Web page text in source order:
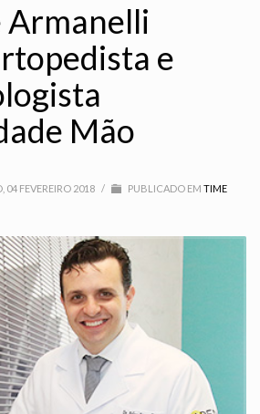
Armanelli
e
Mão
04 FEVEREIRO 2018 / PUBLICADO EM TIME